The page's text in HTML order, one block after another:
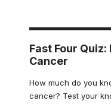
Fast Four
Cancer
How much do you
cancer? Test your